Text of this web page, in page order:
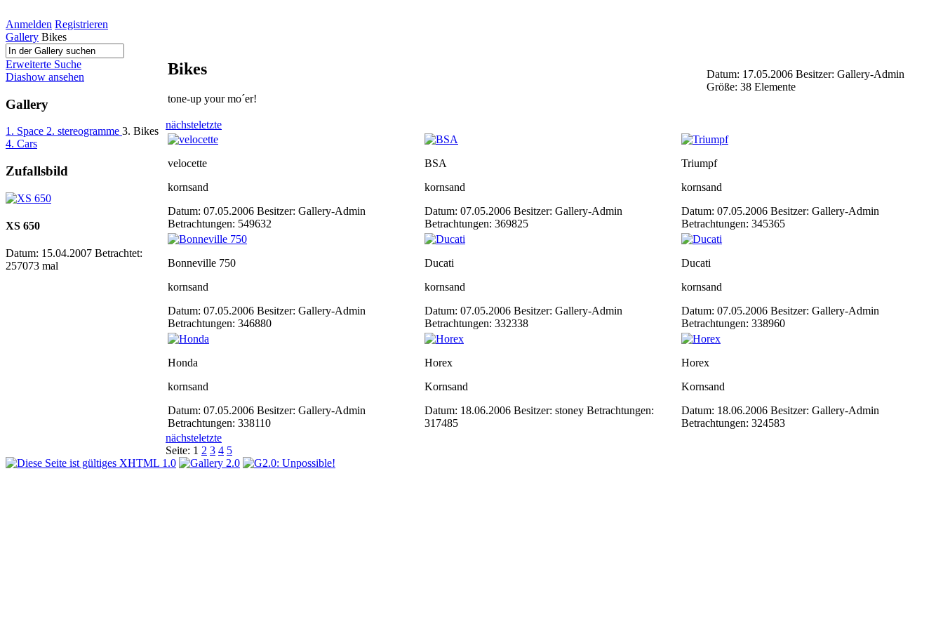
Anmelden Registrieren
Gallery Bikes
Erweiterte Suche
Diashow ansehen
Gallery
1. Space 2. stereogramme 3. Bikes
4. Cars
Zufallsbild
XS 650
Datum: 15.04.2007 Betrachtet:
257073 mal
Bikes
tone-up your mo´er!
Datum: 17.05.2006 Besitzer: Gallery-Admin
Größe: 38 Elemente
nächsteletzte
velocette
kornsand
Datum: 07.05.2006 Besitzer: Gallery-Admin
Betrachtungen: 549632
BSA
kornsand
Datum: 07.05.2006 Besitzer: Gallery-Admin
Betrachtungen: 369825
Triumpf
kornsand
Datum: 07.05.2006 Besitzer: Gallery-Admin
Betrachtungen: 345365
Bonneville 750
kornsand
Datum: 07.05.2006 Besitzer: Gallery-Admin
Betrachtungen: 346880
Ducati
kornsand
Datum: 07.05.2006 Besitzer: Gallery-Admin
Betrachtungen: 332338
Ducati
kornsand
Datum: 07.05.2006 Besitzer: Gallery-Admin
Betrachtungen: 338960
Honda
kornsand
Datum: 07.05.2006 Besitzer: Gallery-Admin
Betrachtungen: 338110
Horex
Kornsand
Datum: 18.06.2006 Besitzer: stoney Betrachtungen:
317485
Horex
Kornsand
Datum: 18.06.2006 Besitzer: Gallery-Admin
Betrachtungen: 324583
nächsteletzte
Seite: 1 2 3 4 5